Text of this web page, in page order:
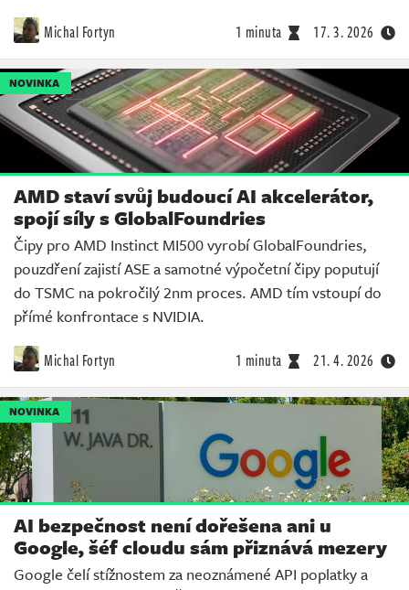
Michal Fortyn 1 minuta 17. 3. 2026
NOVINKA
AMD staví svůj budoucí AI akcelerátor,
spojí síly s GlobalFoundries
Čipy pro AMD Instinct MI500 vyrobí GlobalFoundries,
pouzdření zajistí ASE a samotné výpočetní čipy poputují
do TSMC na pokročilý 2nm proces. AMD tím vstoupí do
přímé konfrontace s NVIDIA.
Michal Fortyn 1 minuta 21. 4. 2026
NOVINKA
AI bezpečnost není dořešena ani u
Google, šéf cloudu sám přiznává mezery
Google čelí stížnostem za neoznámené API poplatky a